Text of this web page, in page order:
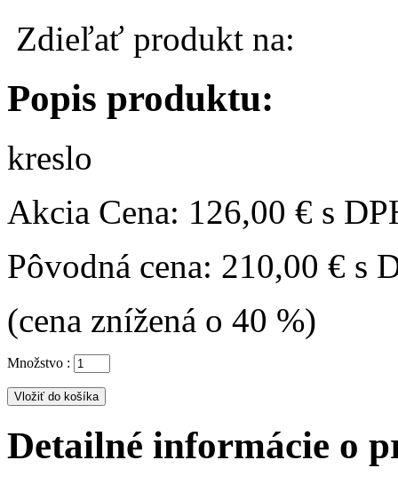
Zdieľať produkt na:
Popis produktu:
kreslo
Akcia Cena: 126,00 € s
Pôvodná cena: 210,00 € s
(cena znížená o 40 %)
Množstvo :
Detailné informácie o